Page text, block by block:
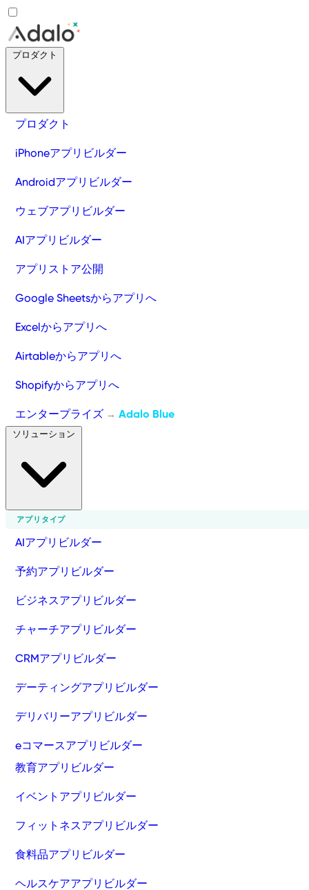
プロダクト
iPhoneアプリビルダー
Androidアプリビルダー
ウェブアプリビルダー
AIアプリビルダー
アプリストア公開
Google Sheetsからアプリへ
Excelからアプリへ
Airtableからアプリへ
Shopifyからアプリへ
エンタープライズ → Adalo Blue
アプリタイプ
AIアプリビルダー
予約アプリビルダー
ビジネスアプリビルダー
チャーチアプリビルダー
CRMアプリビルダー
デーティングアプリビルダー
デリバリーアプリビルダー
eコマースアプリビルダー
教育アプリビルダー
イベントアプリビルダー
フィットネスアプリビルダー
食料品アプリビルダー
ヘルスケアアプリビルダー